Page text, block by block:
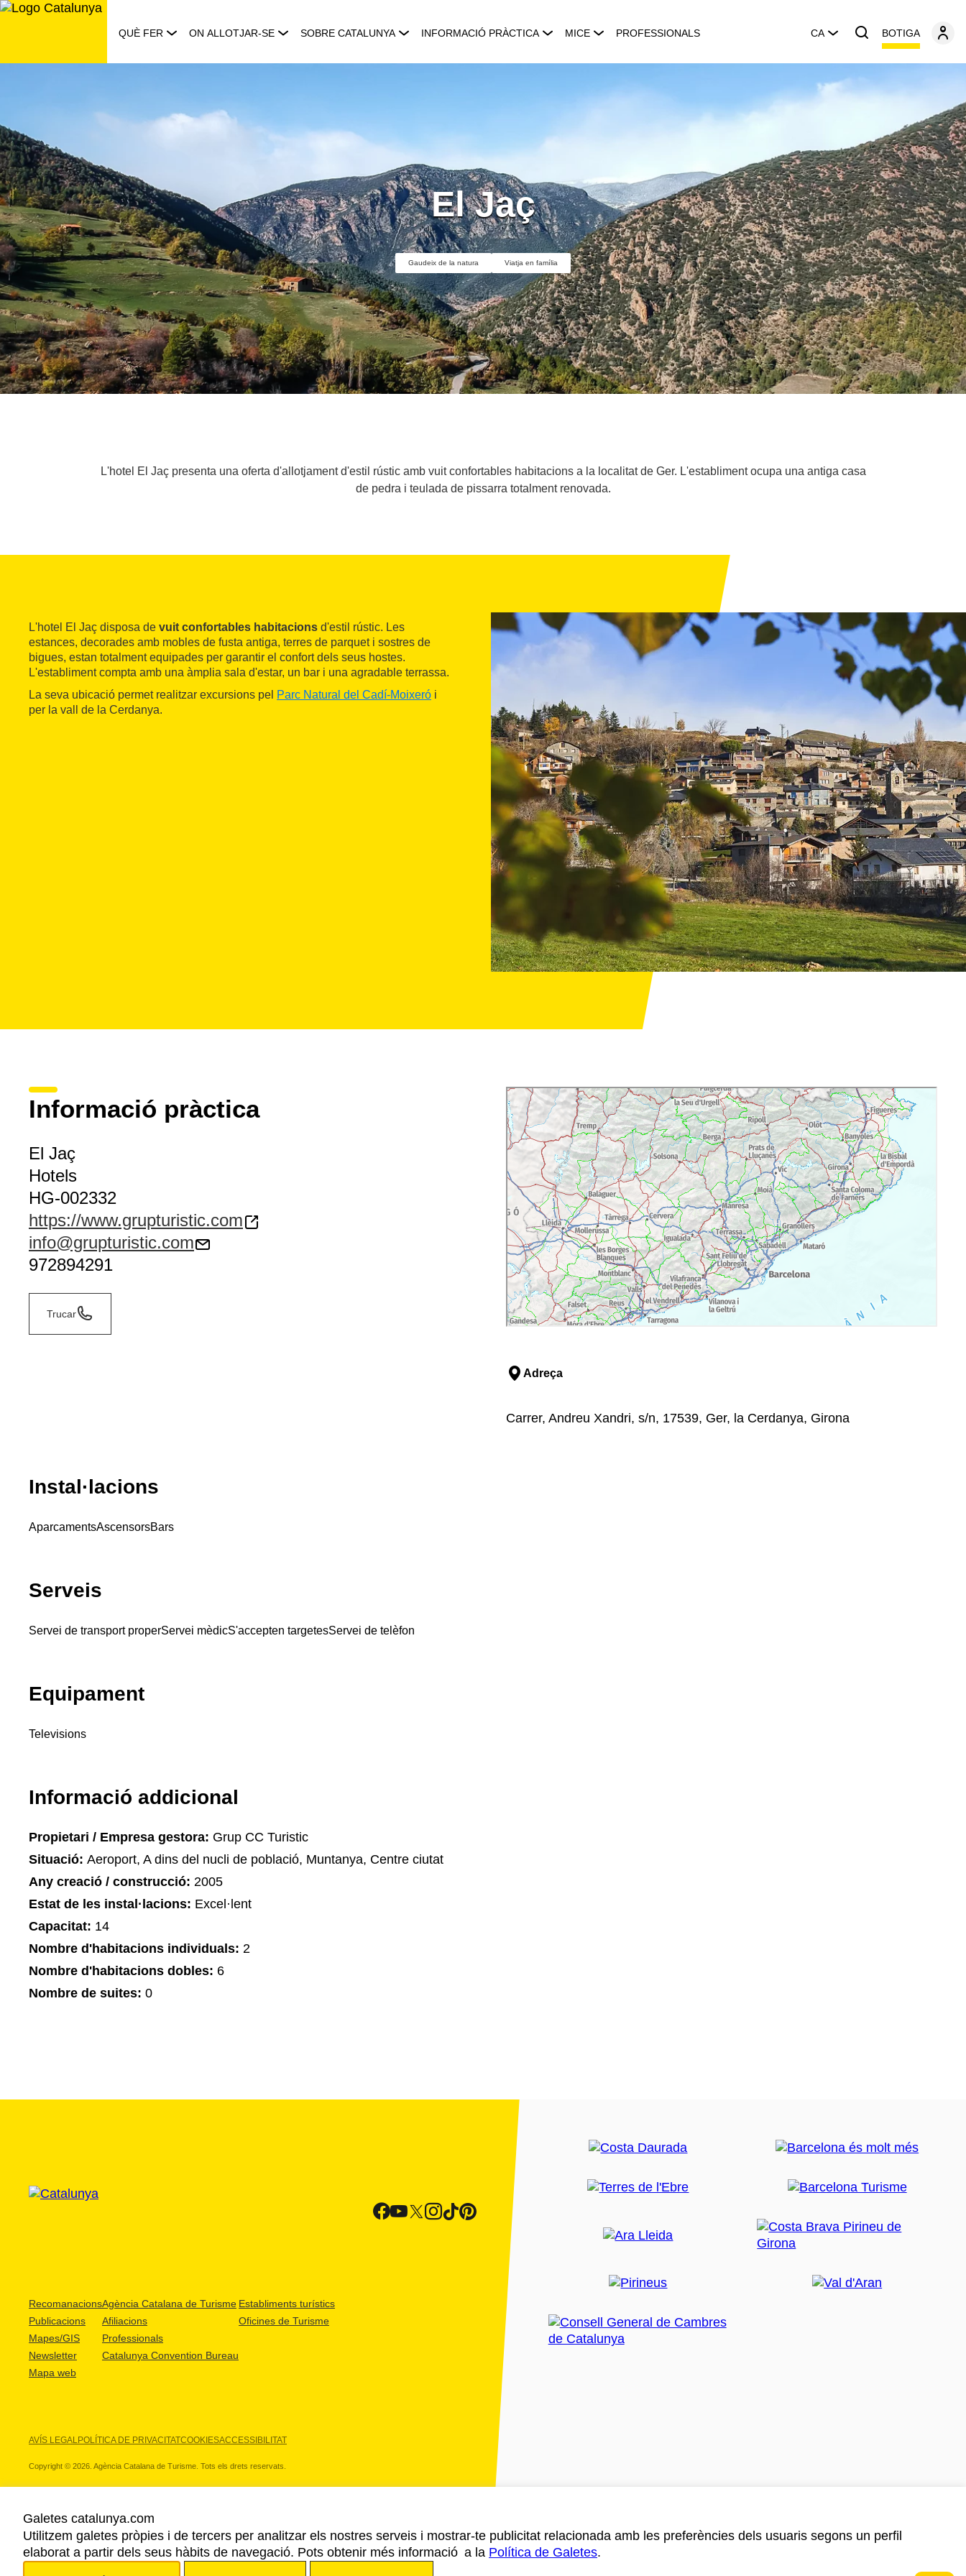
Saltar
QUÈ FER ON ALLOTJAR-SE SOBRE CATALUNYA INFORMACIÓ PRÀCTICA MICE PROFESSIONALS CA BOTIGA
El Jaç
Gaudeix de la natura Viatja en família
L'hotel El Jaç presenta una oferta d'allotjament d'estil rústic amb vuit confortables habitacions a la localitat de Ger. L'establiment ocupa una antiga casa
de pedra i teulada de pissarra totalment renovada.
L'hotel El Jaç disposa de vuit confortables habitacions d'estil rústic. Les
estances, decorades amb mobles de fusta antiga, terres de parquet i sostres de
bigues, estan totalment equipades per garantir el confort dels seus hostes.
L'establiment compta amb una àmplia sala d'estar, un bar i una agradable terrassa.
La seva ubicació permet realitzar excursions pel Parc Natural del Cadí-Moixeró i
per la vall de la Cerdanya.
Informació pràctica
El Jaç
Hotels
HG-002332
https://www.grupturistic.com
info@grupturistic.com
972894291
Trucar
Adreça
Carrer, Andreu Xandri, s/n, 17539, Ger, la Cerdanya, Girona
Instal·lacions
AparcamentsAscensorsBars
Serveis
Servei de transport properServei mèdicS'accepten targetesServei de telèfon
Equipament
Televisions
Informació addicional
Propietari / Empresa gestora: Grup CC Turistic
Situació: Aeroport, A dins del nucli de població, Muntanya, Centre ciutat
Any creació / construcció: 2005
Estat de les instal·lacions: Excel·lent
Capacitat: 14
Nombre d'habitacions individuals: 2
Nombre d'habitacions dobles: 6
Nombre de suites: 0
Recomanacions
Publicacions
Mapes/GIS
Newsletter
Mapa web
Agència Catalana de Turisme
Afiliacions
Professionals
Catalunya Convention Bureau
Establiments turístics
Oficines de Turisme
AVÍS LEGALPOLÍTICA DE PRIVACITATCOOKIESACCESSIBILITAT
Copyright © 2026. Agència Catalana de Turisme. Tots els drets reservats.
ELS NOSTRES PARTNERS
Galetes catalunya.com
Utilitzem galetes pròpies i de tercers per analitzar els nostres serveis i mostrar-te publicitat relacionada amb les preferències dels usuaris segons un perfil
elaborat a partir dels seus hàbits de navegació. Pots obtenir més informació a la Política de Galetes.